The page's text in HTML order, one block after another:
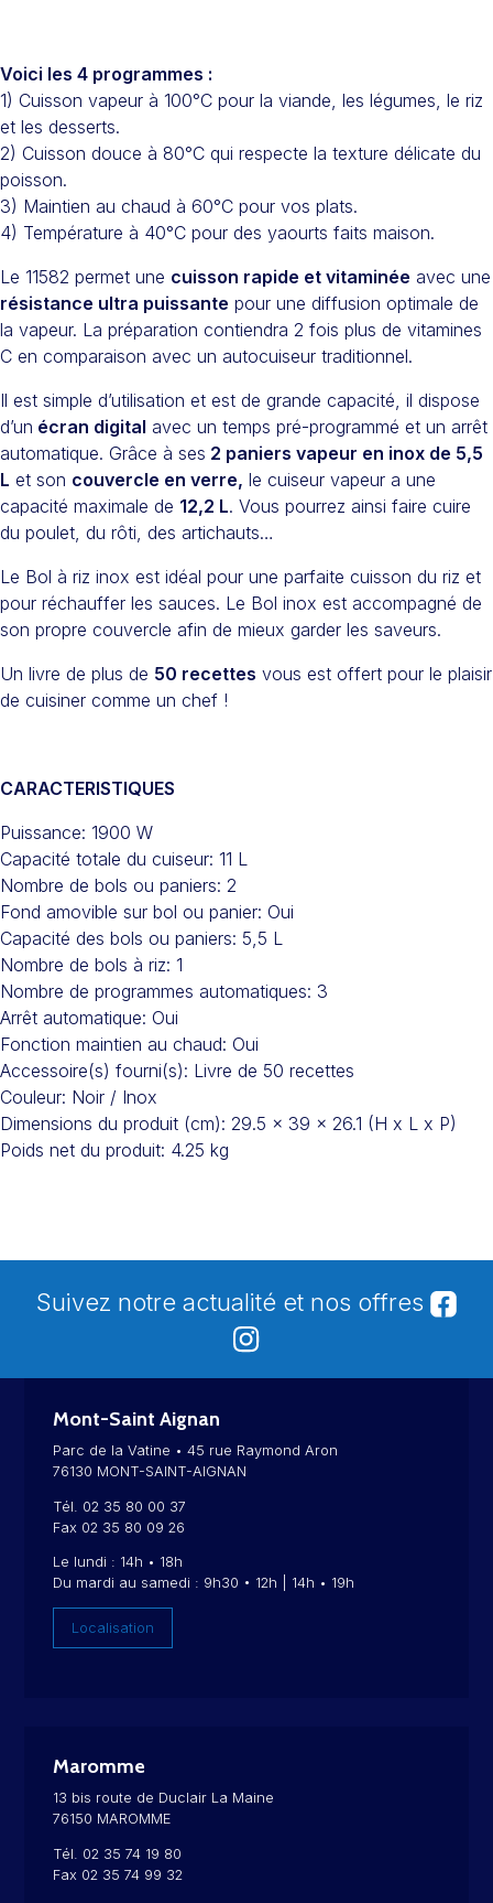
Voici les 4 programmes :
1) Cuisson vapeur à 100°C pour la viande, les légumes, le riz
et les desserts.
2) Cuisson douce à 80°C qui respecte la texture délicate du
poisson.
3) Maintien au chaud à 60°C pour vos plats.
4) Température à 40°C pour des yaourts faits maison.
Le 11582 permet une cuisson rapide et vitaminée avec une
résistance ultra puissante pour une diffusion optimale de
la vapeur. La préparation contiendra 2 fois plus de vitamines
C en comparaison avec un autocuiseur traditionnel.
Il est simple d’utilisation et est de grande capacité, il dispose
d’un écran digital avec un temps pré-programmé et un arrêt
automatique. Grâce à ses 2 paniers vapeur en inox de 5,5
L et son couvercle en verre, le cuiseur vapeur a une
capacité maximale de 12,2 L. Vous pourrez ainsi faire cuire
du poulet, du rôti, des artichauts…
Le Bol à riz inox est idéal pour une parfaite cuisson du riz et
pour réchauffer les sauces. Le Bol inox est accompagné de
son propre couvercle afin de mieux garder les saveurs.
Un livre de plus de 50 recettes vous est offert pour le plaisir
de cuisiner comme un chef !
CARACTERISTIQUES
Puissance: 1900 W
Capacité totale du cuiseur: 11 L
Nombre de bols ou paniers: 2
Fond amovible sur bol ou panier: Oui
Capacité des bols ou paniers: 5,5 L
Nombre de bols à riz: 1
Nombre de programmes automatiques: 3
Arrêt automatique: Oui
Fonction maintien au chaud: Oui
Accessoire(s) fourni(s): Livre de 50 recettes
Couleur: Noir / Inox
Dimensions du produit (cm): 29.5 x 39 x 26.1 (H x L x P)
Poids net du produit: 4.25 kg
Suivez notre actualité et nos offres
Mont-Saint Aignan
Parc de la Vatine • 45 rue Raymond Aron
76130 MONT-SAINT-AIGNAN
Tél. 02 35 80 00 37
Fax 02 35 80 09 26
Le lundi : 14h • 18h
Du mardi au samedi : 9h30 • 12h | 14h • 19h
Localisation
Maromme
13 bis route de Duclair La Maine
76150 MAROMME
Tél. 02 35 74 19 80
Fax 02 35 74 99 32